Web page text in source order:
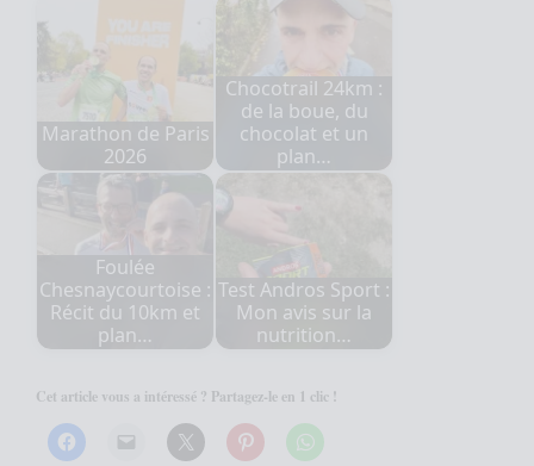
Marathon de Paris
2026
Chocotrail 24km :
de la boue, du
chocolat et un
plan…
Foulée
Chesnaycourtoise :
Récit du 10km et
plan…
Test Andros Sport :
Mon avis sur la
nutrition…
Cet article vous a intéressé ? Partagez-le en 1 clic !